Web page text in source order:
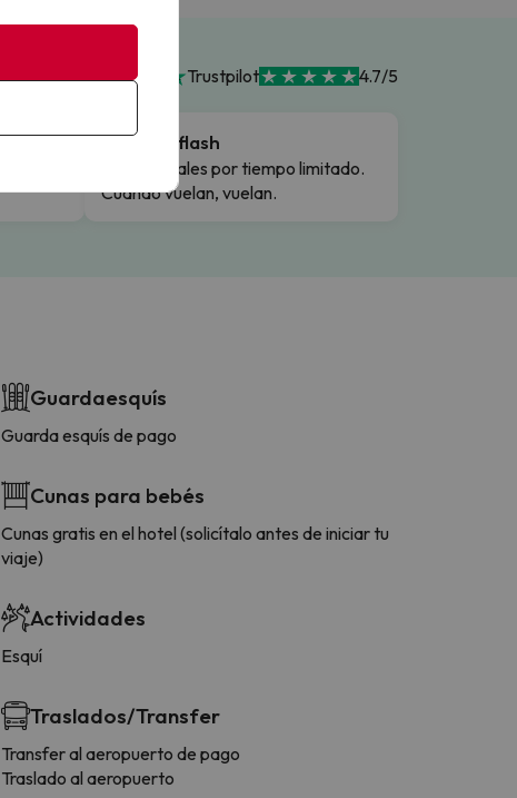
Trustpilot 4.7/5
Ofertas flash
Precios reales por tiempo limitado.
Cuando vuelan, vuelan.
Guardaesquís
Guarda esquís de pago
Cunas para bebés
Cunas gratis en el hotel (solicítalo antes de iniciar tu
viaje)
Actividades
Esquí
Traslados/Transfer
Transfer al aeropuerto de pago
Traslado al aeropuerto